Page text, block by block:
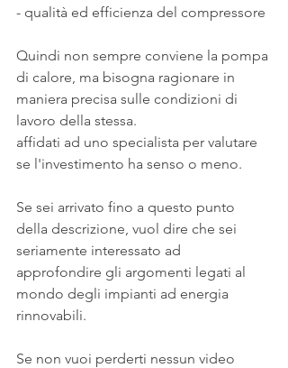
- qualità ed efficienza del compressore
Quindi non sempre conviene la pompa
di calore, ma bisogna ragionare in
maniera precisa sulle condizioni di
lavoro della stessa.
affidati ad uno specialista per valutare
se l'investimento ha senso o meno.
Se sei arrivato fino a questo punto
della descrizione, vuol dire che sei
seriamente interessato ad
approfondire gli argomenti legati al
mondo degli impianti ad energia
rinnovabili.
Se non vuoi perderti nessun video